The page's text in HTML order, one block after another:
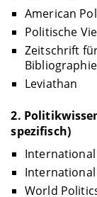
American
Politische
Zeitschrift
Leviathan
2.
spezifisch)
World